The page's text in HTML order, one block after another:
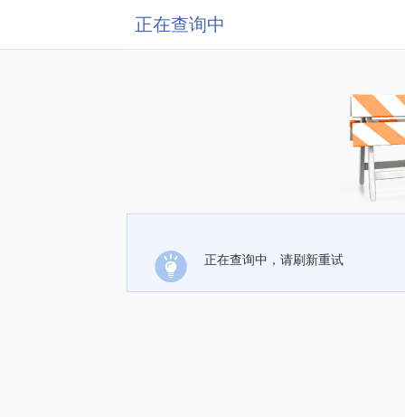
正在查询中
正在查询中，请刷新重试